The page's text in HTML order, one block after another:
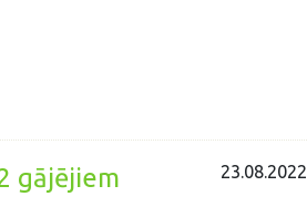
gājējiem
23.08.2022